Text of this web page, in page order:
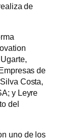
de
de
Costa,
y Leyre
del
uno de los